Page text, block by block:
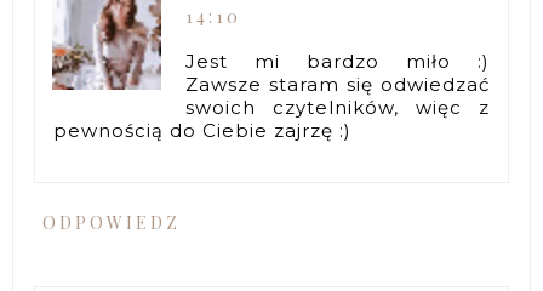
14:10
Jest mi bardzo miło :)
Zawsze staram się odwiedzać
swoich czytelników, więc z
pewnością do Ciebie zajrzę :)
ODPOWIEDZ